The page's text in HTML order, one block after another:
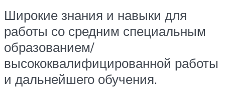
Широкие знания и навыки для
работы со средним специальным
образованием/
высококвалифицированной работы
и дальнейшего обучения.